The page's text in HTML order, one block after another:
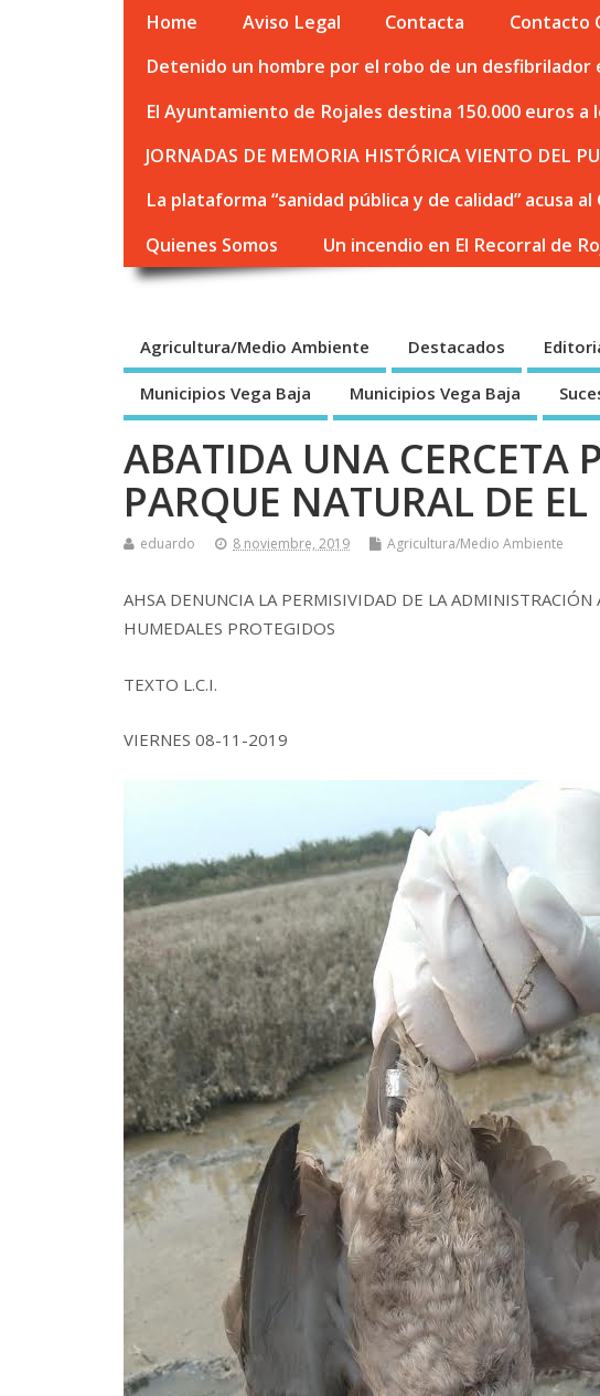
Home Aviso Legal Contacta
Contacto
Detenido un hombre por el robo de un
El Ayuntamiento de Rojales destina 150.000 euros
JORNADAS DE MEMORIA HISTÓRICA VIENTO DEL
La plataforma “sanidad pública y de calidad”
Quienes Somos
Un incendio en El Recorral de
Agricultura/Medio Ambiente Destacados
Municipios Vega Baja Municipios Vega Baja
ABATIDA UNA CERCETA
PARQUE NATURAL DE
eduardo 8 noviembre, 2019 Agricultura/Medio Ambiente
AHSA DENUNCIA LA PERMISIVIDAD DE LA
HUMEDALES PROTEGIDOS
TEXTO L.C.I.
VIERNES 08-11-2019